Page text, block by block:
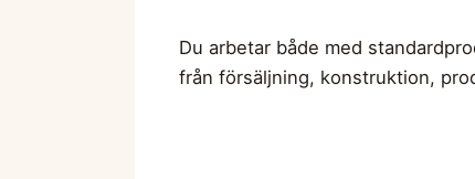
Du arbetar både med
från försäljning, konstruktion,